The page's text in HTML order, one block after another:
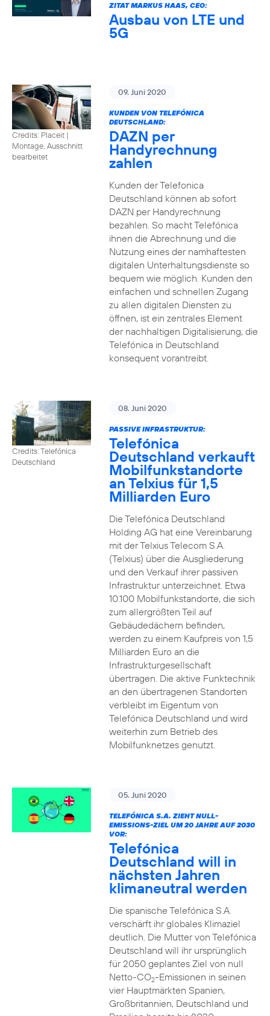
ZITAT MARKUS HAAS, CEO:
Ausbau von LTE und
5G
Credits: Placeit |
Montage, Ausschnitt
bearbeitet
09. Juni 2020
KUNDEN VON TELEFÓNICA
DEUTSCHLAND:
DAZN per
Handyrechnung
zahlen
Kunden der Telefonica
Deutschland können ab sofort
DAZN per Handyrechnung
bezahlen. So macht Telefónica
ihnen die Abrechnung und die
Nutzung eines der namhaftesten
digitalen Unterhaltungsdienste so
bequem wie möglich. Kunden den
einfachen und schnellen Zugang
zu allen digitalen Diensten zu
öffnen, ist ein zentrales Element
der nachhaltigen Digitalisierung, die
Telefónica in Deutschland
konsequent vorantreibt.
Credits: Telefónica
Deutschland
08. Juni 2020
PASSIVE INFRASTRUKTUR:
Telefónica
Deutschland verkauft
Mobilfunkstandorte
an Telxius für 1,5
Milliarden Euro
Die Telefónica Deutschland
Holding AG hat eine Vereinbarung
mit der Telxius Telecom S.A.
(Telxius) über die Ausgliederung
und den Verkauf ihrer passiven
Infrastruktur unterzeichnet. Etwa
10.100 Mobilfunkstandorte, die sich
zum allergrößten Teil auf
Gebäudedächern befinden,
werden zu einem Kaufpreis von 1,5
Milliarden Euro an die
Infrastrukturgesellschaft
übertragen. Die aktive Funktechnik
an den übertragenen Standorten
verbleibt im Eigentum von
Telefónica Deutschland und wird
weiterhin zum Betrieb des
Mobilfunknetzes genutzt.
05. Juni 2020
TELEFÓNICA S.A. ZIEHT NULL-
EMISSIONS-ZIEL UM 20 JAHRE AUF 2030
VOR:
Telefónica
Deutschland will in
nächsten Jahren
klimaneutral werden
Die spanische Telefónica S.A.
verschärft ihr globales Klimaziel
deutlich. Die Mutter von Telefónica
Deutschland will ihr ursprünglich
für 2050 geplantes Ziel von null
Netto-CO2-Emissionen in seinen
vier Hauptmärkten Spanien,
Großbritannien, Deutschland und